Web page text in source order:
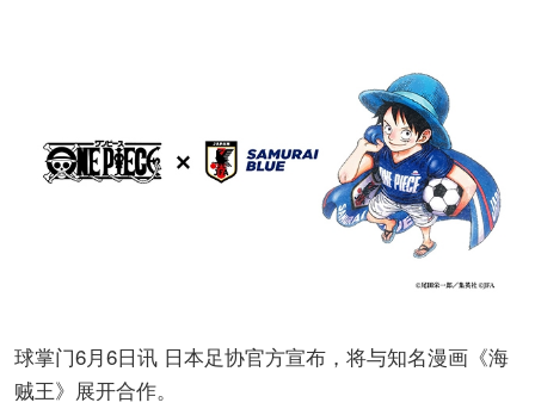
球掌门6月6日讯 日本足协官方宣布，将与知名漫画《海
贼王》展开合作。